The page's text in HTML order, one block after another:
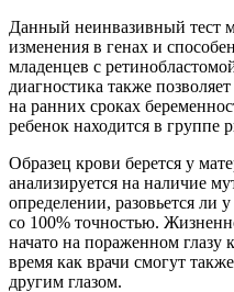
Данный неинвазивный тест
изменения в генах и
младенцев с
диагностика также
на ранних сроках
ребенок находится в группе
Образец крови берется у
анализируется на наличие
определении, разовьется ли
со 100% точностью.
начато на пораженном глазу
время как врачи смогут
другим глазом.